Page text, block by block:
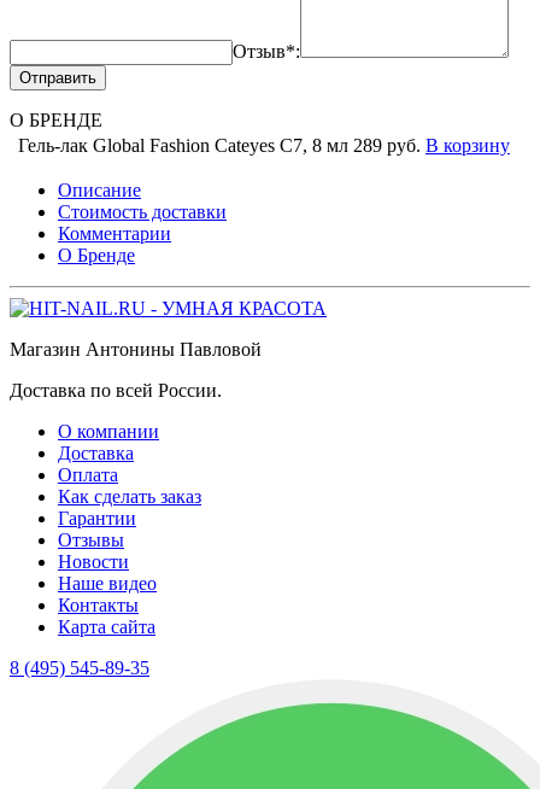
Отзыв*:
Отправить
О БРЕНДЕ
Гель-лак Global Fashion Cateyes C7, 8 мл 289 руб. В корзину
Описание
Стоимость доставки
Комментарии
О Бренде
Магазин Антонины Павловой
Доставка по всей России.
О компании
Доставка
Оплата
Как сделать заказ
Гарантии
Отзывы
Новости
Наше видео
Контакты
Карта сайта
8 (495) 545-89-35